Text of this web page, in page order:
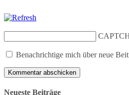
Benachrichtige mich über neue
Neueste Beiträge